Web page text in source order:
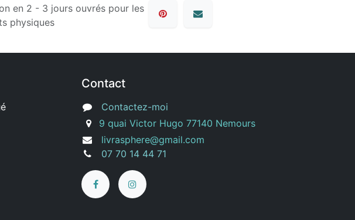
en 2 - 3 jours ouvrés pour les
physiques
Contact
Contactez-moi
9 quai Victor Hugo 77140 Nemours
livrasphere@gmail.com
07 70 14 44 71